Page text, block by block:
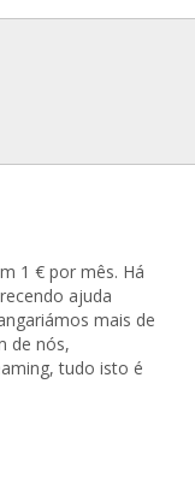
1 € por mês. Há
ajuda
mais de
de nós,
tudo isto é